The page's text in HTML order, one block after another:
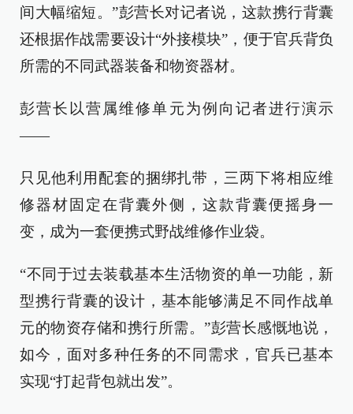
间大幅缩短。”彭营长对记者说，这款携行背囊
还根据作战需要设计“外接模块”，便于官兵背负
所需的不同武器装备和物资器材。
彭营长以营属维修单元为例向记者进行演示
——
只见他利用配套的捆绑扎带，三两下将相应维
修器材固定在背囊外侧，这款背囊便摇身一
变，成为一套便携式野战维修作业袋。
“不同于过去装载基本生活物资的单一功能，新
型携行背囊的设计，基本能够满足不同作战单
元的物资存储和携行所需。”彭营长感慨地说，
如今，面对多种任务的不同需求，官兵已基本
实现“打起背包就出发”。